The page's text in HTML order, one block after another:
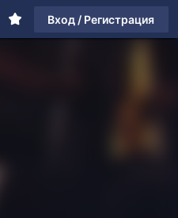
Вход / Регистрация